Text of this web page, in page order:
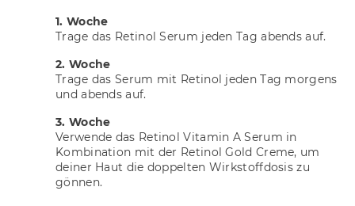
1. Woche
Trage das Retinol Serum jeden Tag abends auf.
2. Woche
Trage das Serum mit Retinol jeden Tag morgens
und abends auf.
3. Woche
Verwende das Retinol Vitamin A Serum in
Kombination mit der Retinol Gold Creme, um
deiner Haut die doppelten Wirkstoffdosis zu
gönnen.